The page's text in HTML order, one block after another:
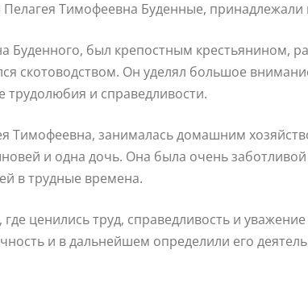
Тимофеевна Буденные, принадлежали
был крепостным крестьянином,
скотоводством. Он уделял большое
трудолюбия и справедливости.
Тимофеевна, занималась домашним
и одна дочь. Она была очень
в трудные времена.
ценились труд, справедливость и
и в дальнейшем определили его